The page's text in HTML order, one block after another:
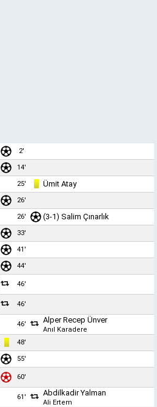
2'
14'
25'
Ümit Atay
26'
26'
(3-1) Salim Çınarlık
33'
41'
44'
46'
46'
46' Alper Recep Ünver
Anıl Karadere
48'
55'
60'
61' Abdilkadir Yalman
Ali Ertem